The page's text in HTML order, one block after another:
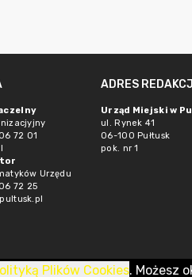
72 01
Urzędu
72 25
ADRES REDAKCJI
Urząd Miejski w
ul. Rynek 41
06-100 Pułtusk
pok. nr 1
Plików Cookies. Możesz